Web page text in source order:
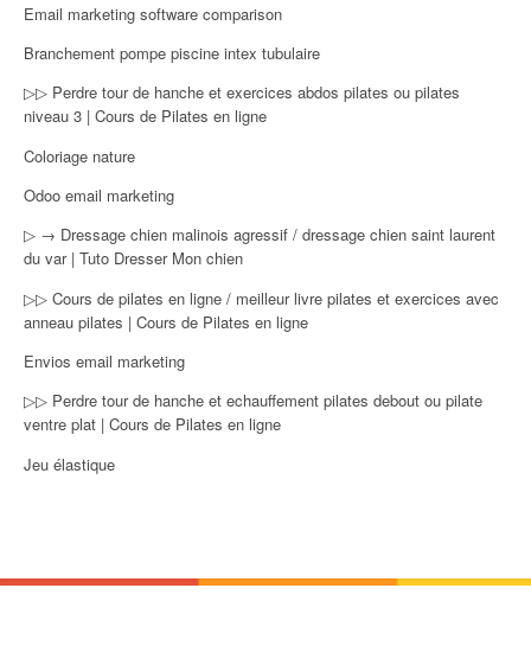
Email marketing software comparison
Branchement pompe piscine intex tubulaire
▷▷ Perdre tour de hanche et exercices abdos pilates ou pilates
niveau 3 | Cours de Pilates en ligne
Coloriage nature
Odoo email marketing
▷ → Dressage chien malinois agressif / dressage chien saint laurent
du var | Tuto Dresser Mon chien
▷▷ Cours de pilates en ligne / meilleur livre pilates et exercices avec
anneau pilates | Cours de Pilates en ligne
Envios email marketing
▷▷ Perdre tour de hanche et echauffement pilates debout ou pilate
ventre plat | Cours de Pilates en ligne
Jeu élastique